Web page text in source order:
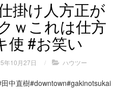
掛け人方正が
ｗこれは仕方
使 #お笑い
年10月27日 / ハウツー
中直樹#downtown#gakinotsukai